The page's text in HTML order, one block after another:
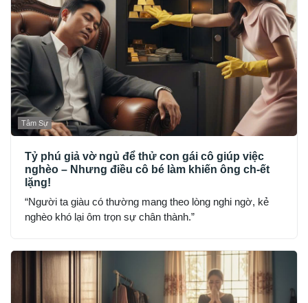
Tâm Sự
Tỷ phú giả vờ ngủ để thử con gái cô giúp việc
nghèo – Nhưng điều cô bé làm khiến ông ch-ết
lặng!
“Người ta giàu có thường mang theo lòng nghi ngờ, kẻ
nghèo khó lại ôm trọn sự chân thành.”